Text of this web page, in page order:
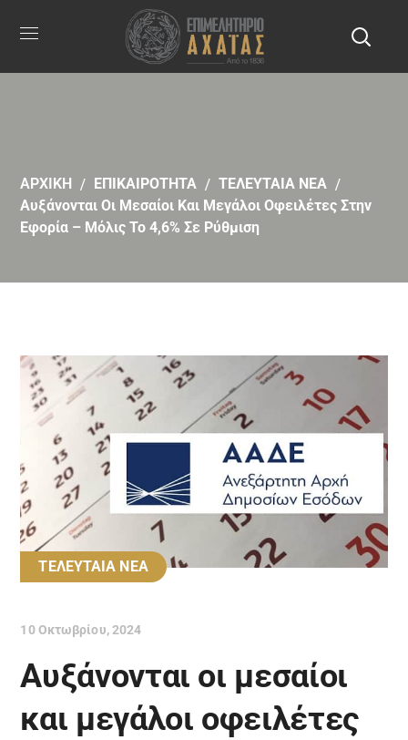
ΑΡΧΙΚΗ ΕΠΙΚΑΙΡΟΤΗΤΑ
ΤΕΛΕΥΤΑΙΑ ΝΕΑ
Αυξάνονται Οι Μεσαίοι Και Μεγάλοι Οφειλέτες Στην
Εφορία – Mόλις Το 4,6% Σε Ρύθμιση
ΤΕΛΕΥΤΑΙΑ ΝΕΑ
10 Οκτωβρίου, 2024
Αυξάνονται οι μεσαίοι
και μεγάλοι οφειλέτες